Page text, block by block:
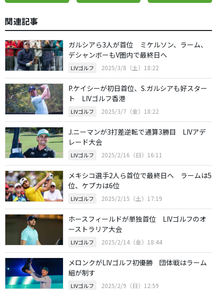
関連記事
ガルシアら3人が首位 ミケルソン、ラーム、
デシャンボーもV圏内で最終日へ
LIVゴルフ 2025/3/8（土）18:22
P.ケイシーが初日首位、S.ガルシアも好スター
ト LIVゴルフ香港
LIVゴルフ 2025/3/7（金）18:22
J.ニーマンが3打差逆転で通算3勝目 LIVアデ
レード大会
LIVゴルフ 2025/2/16（日）16:11
メキシコ選手2人ら首位で最終日へ ラームは5
位、ケプカは6位
LIVゴルフ 2025/2/15（土）17:19
ホースフィールドが単独首位 LIVゴルフのオ
ーストラリア大会
LIVゴルフ 2025/2/14（金）18:44
メロンクがLIVゴルフ初優勝 団体戦はラーム
組が制す
LIVゴルフ 2025/2/9（日）12:59